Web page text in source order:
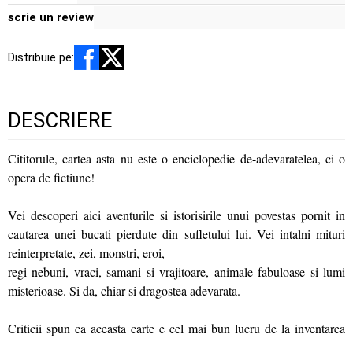
scrie un review
Distribuie pe:
DESCRIERE
Cititorule, cartea asta nu este o enciclopedie de-adevaratelea, ci o
opera de fictiune!
Vei descoperi aici aventurile si istorisirile unui povestas pornit in
cautarea unei bucati pierdute din sufletului lui. Vei intalni mituri
reinterpretate, zei, monstri, eroi,
regi nebuni, vraci, samani si vrajitoare, animale fabuloase si lumi
misterioase. Si da, chiar si dragostea adevarata.
Criticii spun ca aceasta carte e cel mai bun lucru de la inventarea